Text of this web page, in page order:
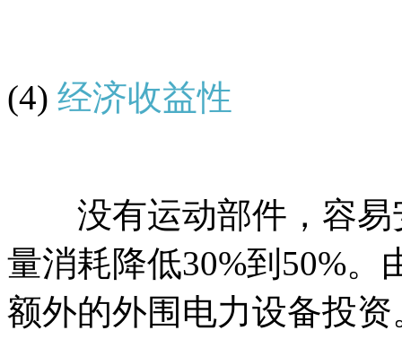
(4) 经济收益性
没有运动部件，容易
量消耗降低30%到50%
额外的外围电力设备投